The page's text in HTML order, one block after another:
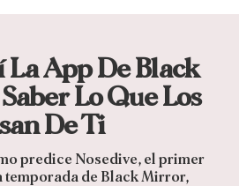
La App De Black
Lo Que Los
De Ti
predice Nosedive, el primer
temporada de Black Mirror,